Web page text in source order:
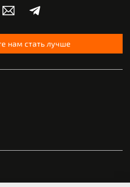
нам стать лучше